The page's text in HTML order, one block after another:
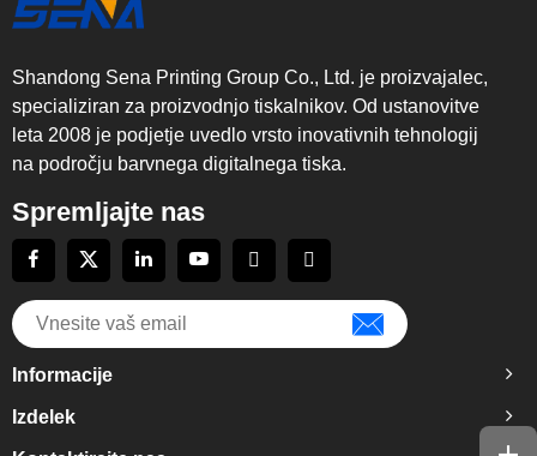
Shandong Sena Printing Group Co., Ltd. je proizvajalec,
specializiran za proizvodnjo tiskalnikov. Od ustanovitve
leta 2008 je podjetje uvedlo vrsto inovativnih tehnologij
na področju barvnega digitalnega tiska.
Spremljajte nas
Informacije
Izdelek